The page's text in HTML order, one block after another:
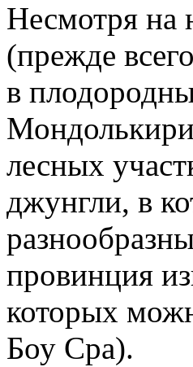
Несмотря на
(прежде
в
лесных
джунгли, в
провинция
которых
Боу Сра).